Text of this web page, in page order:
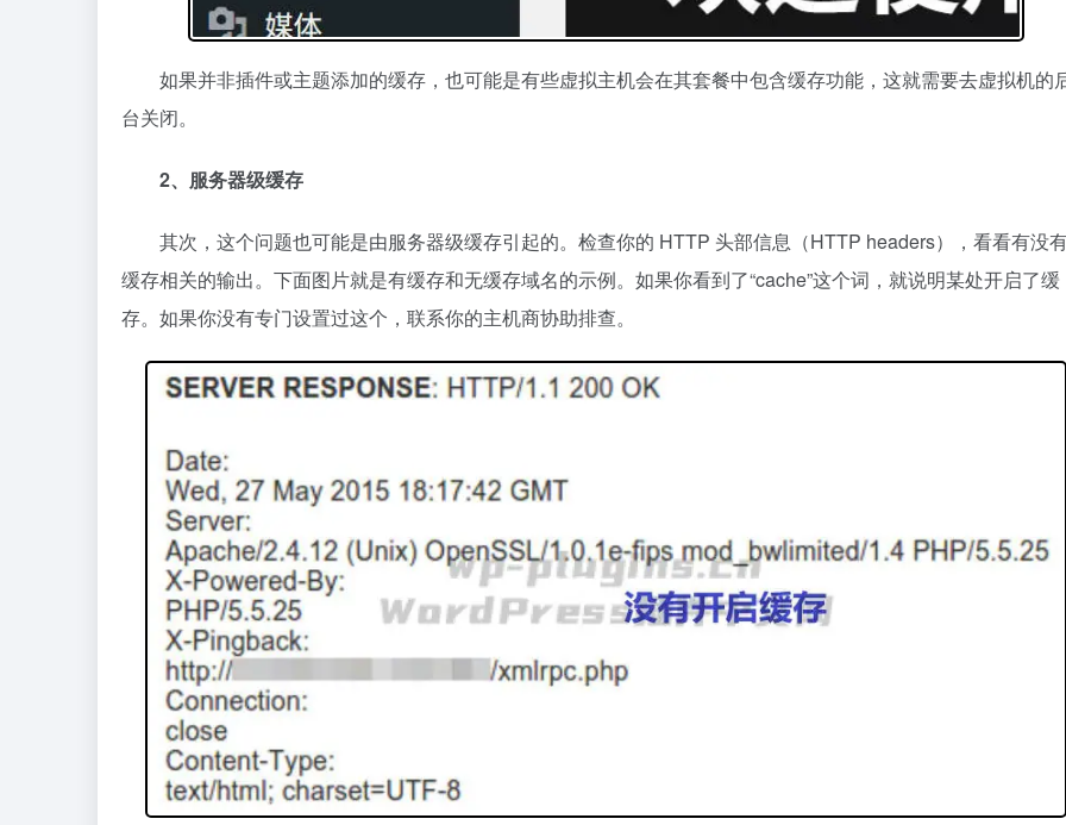
如果并非插件或主题添加的缓存，也可能是有些虚拟主机会在其套餐中包含缓存功能，这就需要去虚拟机的
台关闭。
2、服务器级缓存
其次，这个问题也可能是由服务器级缓存引起的。检查你的 HTTP 头部信息（HTTP headers），看看有没
缓存相关的输出。下面图片就是有缓存和无缓存域名的示例。如果你看到了“cache”这个词，就说明某处开启了缓
存。如果你没有专门设置过这个，联系你的主机商协助排查。